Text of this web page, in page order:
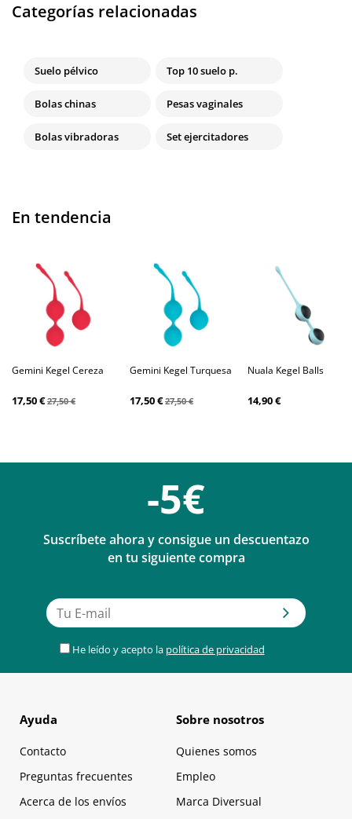
Categorías relacionadas
Suelo pélvico Top 10 suelo p.
Bolas chinas Pesas vaginales
Bolas vibradoras Set ejercitadores
En tendencia
Gemini Kegel Cereza
17,50 €27,50 €
Gemini Kegel Turquesa
17,50 €27,50 €
Nuala Kegel Balls
14,90 €
-5€
Suscríbete ahora y consigue un descuentazo
en tu siguiente compra
He leído y acepto la política de privacidad
Ayuda
Contacto
Preguntas frecuentes
Acerca de los envíos
Sobre nosotros
Quienes somos
Empleo
Marca Diversual